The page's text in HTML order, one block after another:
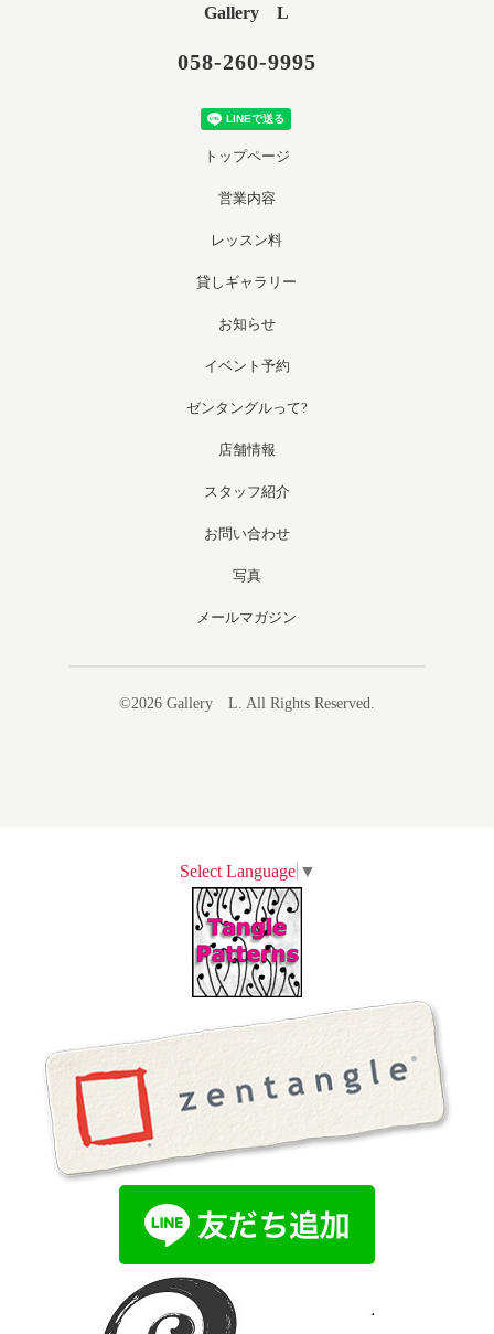
Select Language ▼
Gallery L
058-260-9995
トップページ
営業内容
レッスン料
貸しギャラリー
お知らせ
イベント予約
ゼンタングルって?
店舗情報
スタッフ紹介
お問い合わせ
写真
メールマガジン
©2026 Gallery L. All Rights Reserved.